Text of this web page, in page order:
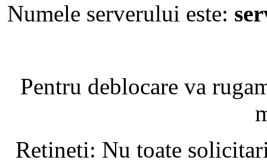
Numele serverului este:
Pentru deblocare va
Retineti: Nu toate